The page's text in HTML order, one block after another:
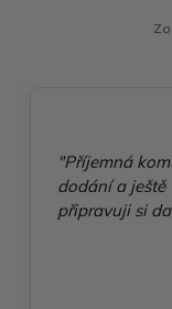
"Příjemná
dodání a ještě
připravuji si